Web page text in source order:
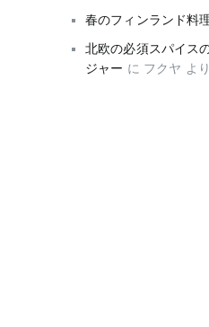
春のフィンランド料
北欧の必須スパイス
ジャー に フクヤ より